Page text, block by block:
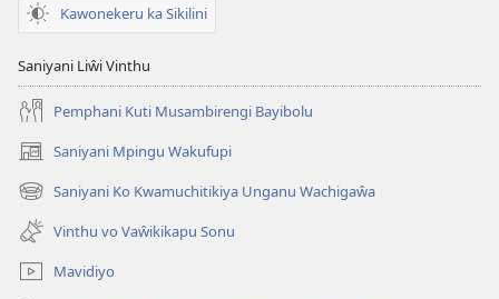
Kawonekeru ka Sikilini
Saniyani Liŵi Vinthu
Pemphani Kuti Musambirengi Bayibolu
Saniyani Mpingu Wakufupi
(Lajula
Peji
Linyaki)
Saniyani Ko Kwamuchitikiya Unganu Wachigaŵa
(Lajula
Peji
Linyaki)
Vinthu vo Vaŵikikapu Sonu
Mavidiyo